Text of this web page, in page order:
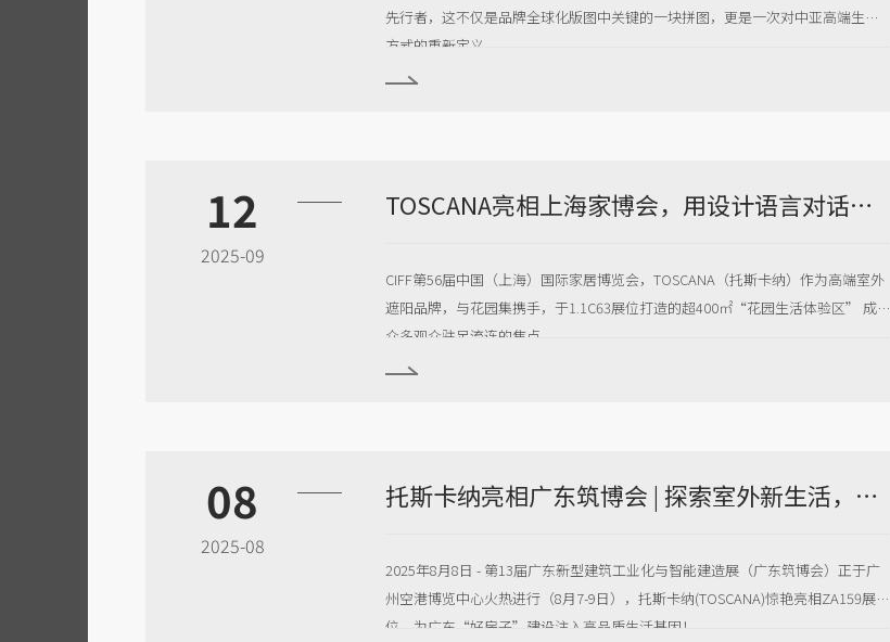
先行者，这不仅是品牌全球化版图中关键的一块拼图，更是一次对中亚高端生活
方式的重新定义。
12
2025-09
TOSCANA亮相上海家博会，用设计语言对话自然与生活
CIFF第56届中国（上海）国际家居博览会，TOSCANA（托斯卡纳）作为高端室外
遮阳品牌，与花园集携手，于1.1C63展位打造的超400㎡“花园生活体验区” 成为
众多观众驻足流连的焦点。
08
2025-08
托斯卡纳亮相广东筑博会 | 探索室外新生活，共筑品质好房子
2025年8月8日 - 第13届广东新型建筑工业化与智能建造展（广东筑博会）正于广
州空港博览中心火热进行（8月7-9日），托斯卡纳(TOSCANA)惊艳亮相ZA159展
位，为广东“好房子”建设注入高品质生活基因！